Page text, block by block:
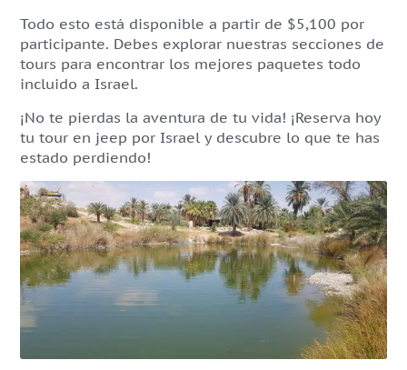
Todo esto está disponible a partir de $5,100 por
participante. Debes explorar nuestras secciones de
tours para encontrar los mejores paquetes todo
incluido a Israel.
¡No te pierdas la aventura de tu vida! ¡Reserva hoy
tu tour en jeep por Israel y descubre lo que te has
estado perdiendo!